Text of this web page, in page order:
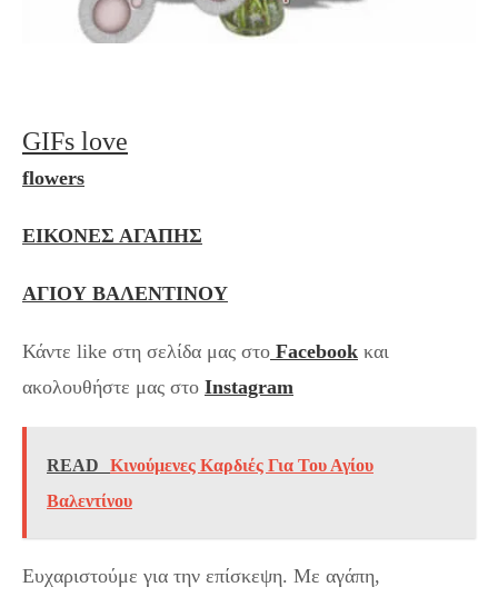
GIFs love
flowers
ΕΙΚΟΝΕΣ ΑΓΑΠΗΣ
ΑΓΙΟΥ ΒΑΛΕΝΤΙΝΟΥ
Κάντε like στη σελίδα μας στο Facebook και
ακολουθήστε μας στο Instagram
READ
Κινούμενες Καρδιές Για Του Αγίου
Βαλεντίνου
Ευχαριστούμε για την επίσκεψη. Με αγάπη,